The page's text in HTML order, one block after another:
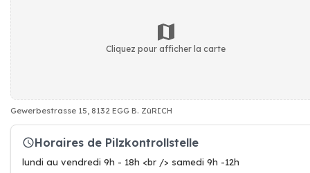
Cliquez pour afficher la carte
Gewerbestrasse 15, 8132 EGG B. ZüRICH
Horaires de Pilzkontrollstelle
lundi au vendredi 9h - 18h <br /> samedi 9h -12h